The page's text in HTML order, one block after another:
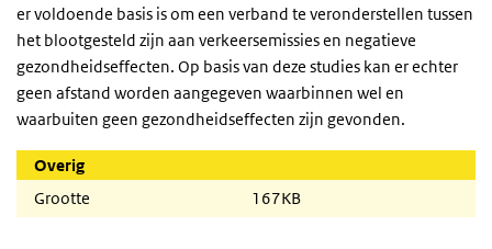
er voldoende basis is om een verband te veronderstellen tussen
het blootgesteld zijn aan verkeersemissies en negatieve
gezondheidseffecten. Op basis van deze studies kan er echter
geen afstand worden aangegeven waarbinnen wel en
waarbuiten geen gezondheidseffecten zijn gevonden.
Overig
Grootte
167KB